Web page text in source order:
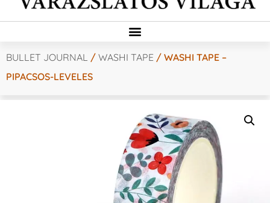
BULLET JOURNAL / WASHI TAPE / WASHI TAPE –
PIPACSOS-LEVELES